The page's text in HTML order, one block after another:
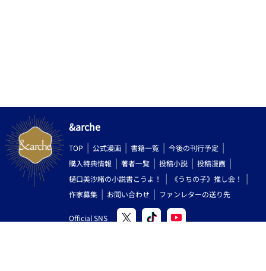
&arche
TOP 公式漫画 書籍一覧
今後の刊行予定
購入特典情報
著者一覧 投稿小説
投稿漫画
樋口美沙緒の小説書こうよ！
《うちの子》推し会！
作家募集
お問い合わせ ファンレターの送り先
Official SNS